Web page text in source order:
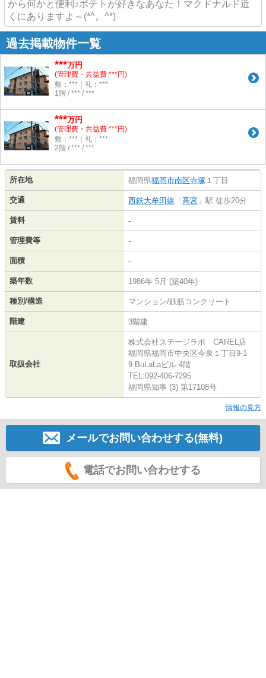
から何かと便利♪ポテトが好きなあなた！マクドナルド近
くにありますよ～(*^。^*)
過去掲載物件一覧
***万円
(管理費・共益費 ***円)
敷：***｜礼：***
1階 / *** / ***
***万円
(管理費・共益費 ***円)
敷：***｜礼：***
2階 / *** / ***
所在地 福岡県福岡市南区寺塚 １丁目
交通 西鉄大牟田線 「 高宮 」駅 徒歩20分
賃料 -
管理費等 -
面積 -
築年数 1986年 5月 (築40年)
種別/構造 マンション/鉄筋コンクリート
階建 3階建
取扱会社
株式会社ステージラボ CAREL店
福岡県福岡市中央区今泉１丁目9-1
9 BuLaLaビル 4階
TEL:092-406-7295
福岡県知事 (3) 第17108号
情報の見方
メールでお問い合わせする(無料)
電話でお問い合わせする